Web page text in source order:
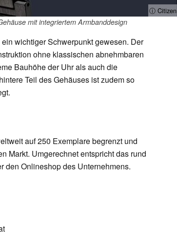
ⓘ Citizen
mit integriertem Armbanddesign
wichtiger Schwerpunkt gewesen. Der
ohne klassischen abnehmbaren
Bauhöhe der Uhr als auch die
Teil des Gehäuses ist zudem so
auf 250 Exemplare begrenzt und
Markt. Umgerechnet entspricht das rund
den Onlineshop des Unternehmens.